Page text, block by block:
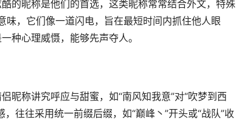
的昵称是他们的首选，这类昵称常常结合外文，特殊
味，它们像一道闪电，旨在最短时间内抓住他人眼
种心理威慑，能够先声夺人。
昵称讲究呼应与甜蜜，如“南风知我意”对“吹梦到西
往往采用统一前缀后缀，如“巅峰丶”开头或“战队”收